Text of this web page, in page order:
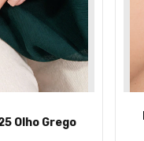
Olho Grego